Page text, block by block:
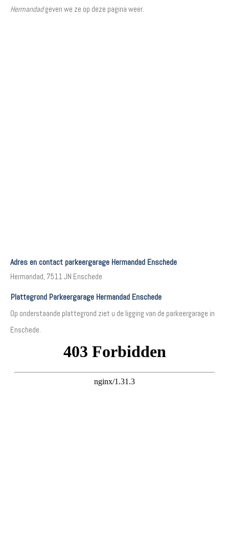
Hermandadgeven we ze op deze pagina weer.
Adres en contact parkeergarage Hermandad Enschede
Hermandad, 7511 JN Enschede
Plattegrond Parkeergarage Hermandad Enschede
Op onderstaande plattegrond ziet u de ligging van de parkeergarage in
Enschede.